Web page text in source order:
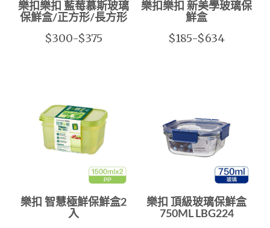
樂扣樂扣 藍莓慕斯玻璃
保鮮盒/正方形/長方形
$300-$375
樂扣樂扣 新美學玻璃保
鮮盒
$185-$634
樂扣 智慧極鮮保鮮盒2
入
樂扣 頂級玻璃保鮮盒
750ML LBG224